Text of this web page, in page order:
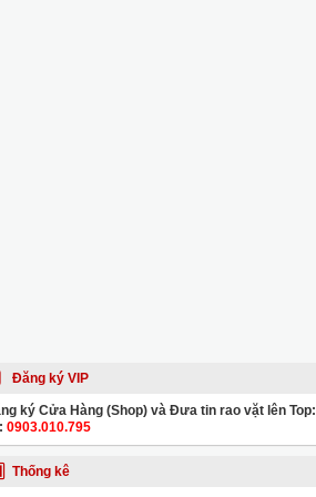
Đăng ký VIP
ký Cửa Hàng (Shop) và Đưa tin rao vặt lên Top:
0903.010.795
Thống kê